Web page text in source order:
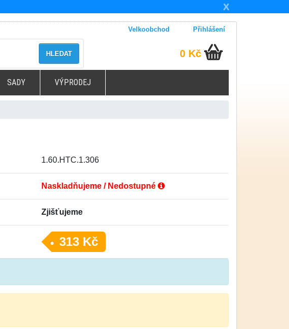
X
Velkoobchod Přihlášení
HLEDAT 0 Kč
SADY VÝPRODEJ
1.60.HTC.1.306
Naskladňujeme / Nedostupné
Zjišťujeme
313 Kč